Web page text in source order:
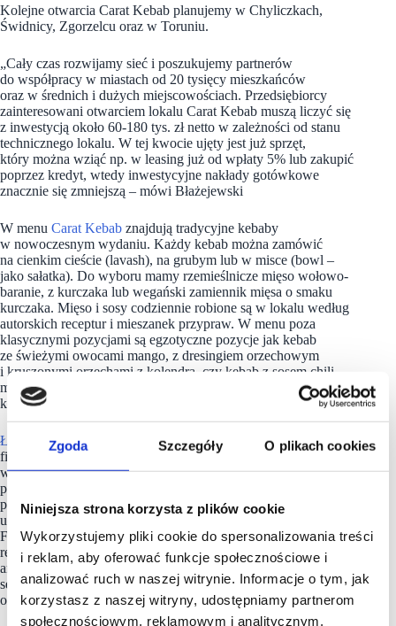
Zgoda Szczegóły O plikach cookies
Niniejsza strona korzysta z plików cookie
Wykorzystujemy pliki cookie do spersonalizowania treści
i reklam, aby oferować funkcje społecznościowe i
analizować ruch w naszej witrynie. Informacje o tym, jak
korzystasz z naszej witryny, udostępniamy partnerom
społecznościowym, reklamowym i analitycznym.
Kolejne otwarcia Carat Kebab planujemy w Chyliczkach,
Świdnicy, Zgorzelcu oraz w Toruniu.
„Cały czas rozwijamy sieć i poszukujemy partnerów
do współpracy w miastach od 20 tysięcy mieszkańców
oraz w średnich i dużych miejscowościach. Przedsiębiorcy
zainteresowani otwarciem lokalu Carat Kebab muszą liczyć się
z inwestycją około 60-180 tys. zł netto w zależności od stanu
technicznego lokalu. W tej kwocie ujęty jest już sprzęt,
który można wziąć np. w leasing już od wpłaty 5% lub zakupić
poprzez kredyt, wtedy inwestycyjne nakłady gotówkowe
znacznie się zmniejszą – mówi Błażejewski
W menu Carat Kebab znajdują tradycyjne kebaby
w nowoczesnym wydaniu. Każdy kebab można zamówić
na cienkim cieście (lavash), na grubym lub w misce (bowl –
jako sałatka). Do wyboru mamy rzemieślnicze mięso wołowo-
baranie, z kurczaka lub wegański zamiennik mięsa o smaku
kurczaka. Mięso i sosy codziennie robione są w lokalu według
autorskich receptur i mieszanek przypraw. W menu poza
klasycznymi pozycjami są egzotyczne pozycje jak kebab
ze świeżymi owocami mango, z dresingiem orzechowym
i kruszonymi orzechami z kolendrą, czy kebab z sosem chili-
malina na bazie świeżych malin. Raz zjesz, nie zjesz już innego
kebabu!
Łukasz B. Błażejewski
w 2005 roku założył firmę doradztwa
finansowego „Gold Finance Doradcy Finansowi”. Następnie
w 2008 roku stworzył projekt franczyzowy i na bazie tego
projektu w 2 markach Gold Finance i Star Finance powstało
ponad 50 placówek w całej Polsce. W 2011 sprzedał wszystkie
udziały Markowi Jutkiewiczowi znanemu z m.in. branży
FMCG. Aktualnie Łukasz Błażejewski zarządza sieciami
restauracji „7 Street – Bar & Grill” serwujących dania kuchni
amerykańskiej, „Meet & Fit – Slow Food – Burgers”
serwującej rzemieślnicze burgery, „Frentzza – Pizza & Friends”
oraz lokalami z rzemieślniczym kebabem „Carat Kebab”.